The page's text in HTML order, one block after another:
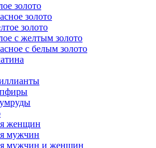
золото
золото
золото
с желтым золото
с белым золото
женщин
мужчин
мужчин и женщин